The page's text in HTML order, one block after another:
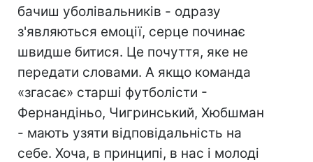
бачиш уболівальників - одразу
з'являються емоції, серце починає
швидше битися. Це почуття, яке не
передати словами. А якщо команда
«згасає» старші футболісти -
Фернандіньо, Чигринський, Хюбшман
- мають узяти відповідальність на
себе. Хоча, в принципі, в нас і молоді